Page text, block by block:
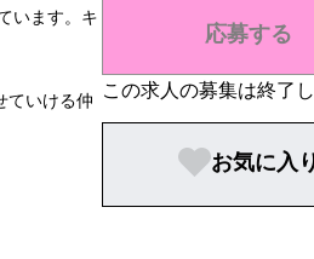
います。キ
ていける仲
応募する
この求人の募集は終了し
お気に入